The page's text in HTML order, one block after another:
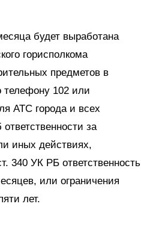
будет выработана
горисполкома
предметов в
телефону 102 или
АТС города и всех
за
иных действиях,
340 УК РБ ответственность
или ограничения
лет.